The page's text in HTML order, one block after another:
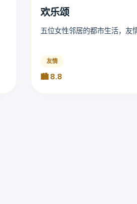
欢乐颂
五位女性邻居的都市生活，友
友情
🏙️ 8.8